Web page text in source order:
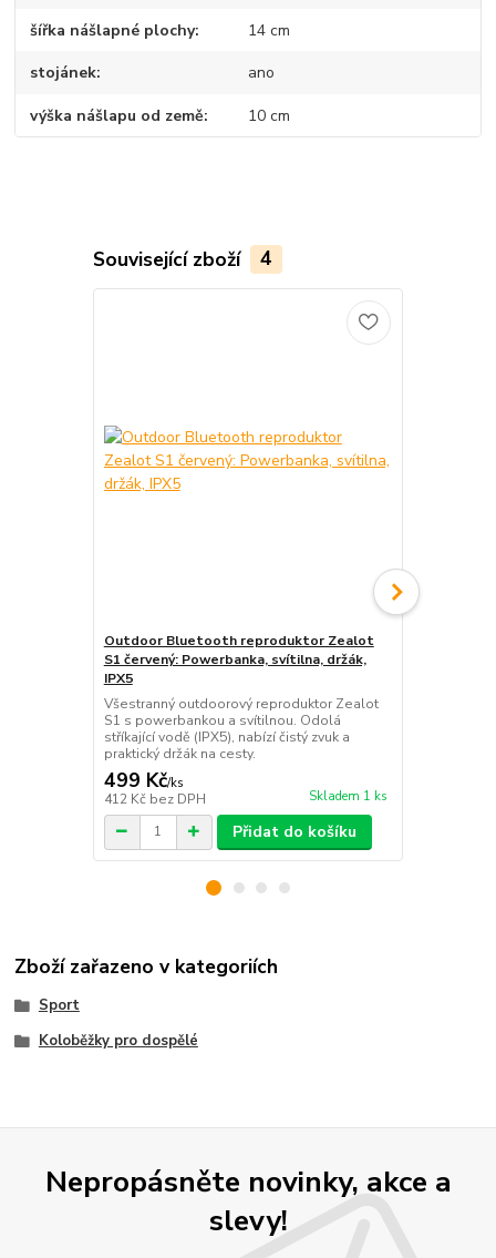
šířka nášlapné plochy 14 cm
stojánek ano
výška nášlapu od země 10 cm
Související zboží 4
Outdoor Bluetooth reproduktor Zealot
S1 červený: Powerbanka, svítilna, držák,
IPX5
Všestranný outdoorový reproduktor Zealot
S1 s powerbankou a svítilnou. Odolá
stříkající vodě (IPX5), nabízí čistý zvuk a
praktický držák na cesty.
499 Kč/ks
412 Kč bez DPH Skladem 1 ks
Přidat do košíku
Zboží zařazeno v kategoriích
Sport
Koloběžky pro dospělé
Nepropásněte novinky, akce a
slevy!